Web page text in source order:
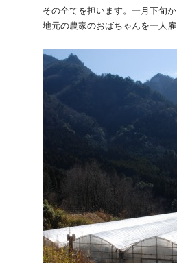
その全てを担います。一月下旬
地元の農家のおばちゃんを一人